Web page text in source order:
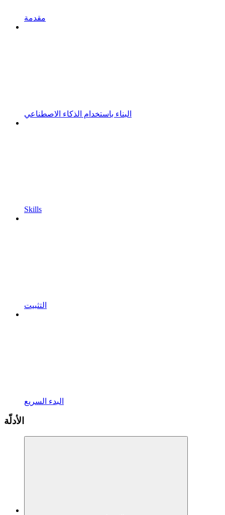
مقدمة
البناء باستخدام الذكاء الاصطناعي
Skills
التثبيت
البدء السريع
الأدلّة